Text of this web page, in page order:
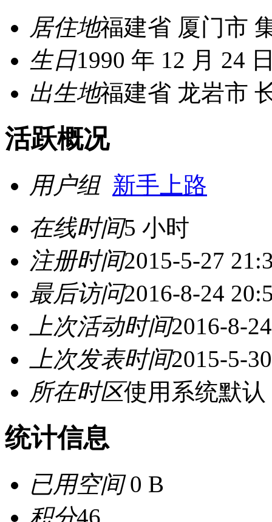
居住地福建省 厦门市
生日1990 年 12 月 24
出生地福建省 龙岩市
活跃概况
用户组 新手上路
在线时间5 小时
注册时间2015-5-27
最后访问2016-8-24
上次活动时间2016-8-
上次发表时间2015-5-
所在时区使用系统默认
统计信息
已用空间0 B